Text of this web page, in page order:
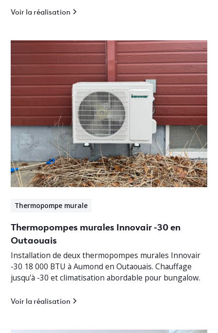
Voir la réalisation
Thermopompe murale
Thermopompes murales Innovair -30 en
Outaouais
Installation de deux thermopompes murales Innovair
-30 18 000 BTU à Aumond en Outaouais. Chauffage
jusqu'à -30 et climatisation abordable pour bungalow.
Voir la réalisation